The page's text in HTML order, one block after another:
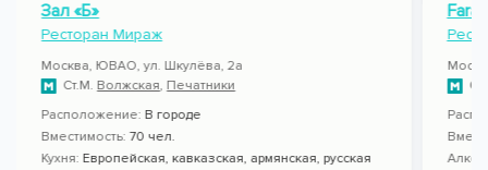
Зал «Б»
Ресторан Мираж
Москва, ЮВАО, ул. Шкулёва, 2а
Ст.М. Волжская, Печатники
Расположение: В городе
Вместимость:70 чел.
Кухня: Европейская, кавказская, армянская, русская